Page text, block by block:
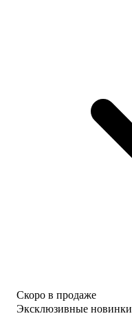
Скоро в продаже
Эксклюзивные новинки